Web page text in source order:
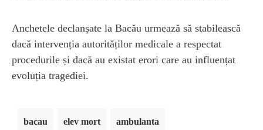
Anchetele declanșate la Bacău urmează să stabilească
dacă intervenția autorităților medicale a respectat
procedurile și dacă au existat erori care au influențat
evoluția tragediei.
bacau elev mort ambulanta